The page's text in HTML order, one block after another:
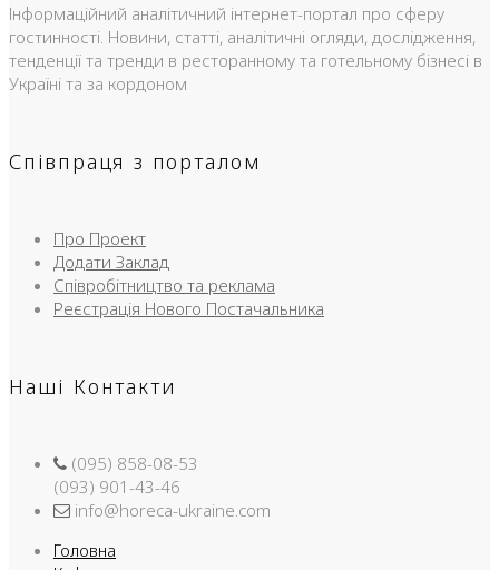
Інформаційний аналітичний інтернет-портал про сферу
гостинності. Новини, статті, аналітичні огляди, дослідження,
тенденції та тренди в ресторанному та готельному бізнесі в
Україні та за кордоном
Співпраця з порталом
Про Проект
Додати Заклад
Співробітництво та реклама
Реєстрація Нового Постачальника
Наші Контакти
(095) 858-08-53
(093) 901-43-46
info@horeca-ukraine.com
Головна